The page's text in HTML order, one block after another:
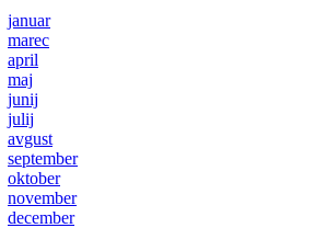
januar
marec
april
maj
junij
julij
avgust
september
oktober
november
december